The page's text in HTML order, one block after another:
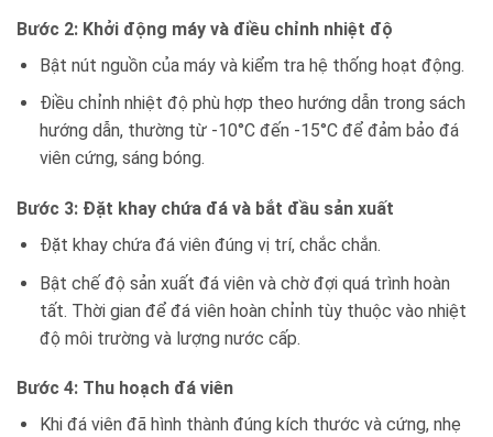
Bước 2: Khởi động máy và điều chỉnh nhiệt độ
Bật nút nguồn của máy và kiểm tra hệ thống hoạt động.
Điều chỉnh nhiệt độ phù hợp theo hướng dẫn trong sách
hướng dẫn, thường từ -10°C đến -15°C để đảm bảo đá
viên cứng, sáng bóng.
Bước 3: Đặt khay chứa đá và bắt đầu sản xuất
Đặt khay chứa đá viên đúng vị trí, chắc chắn.
Bật chế độ sản xuất đá viên và chờ đợi quá trình hoàn
tất. Thời gian để đá viên hoàn chỉnh tùy thuộc vào nhiệt
độ môi trường và lượng nước cấp.
Bước 4: Thu hoạch đá viên
Khi đá viên đã hình thành đúng kích thước và cứng, nhẹ